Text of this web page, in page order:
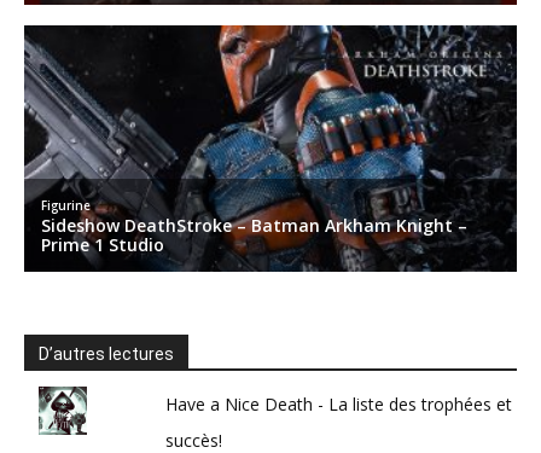
D’autres lectures
Have a Nice Death - La liste des trophées et
succès!